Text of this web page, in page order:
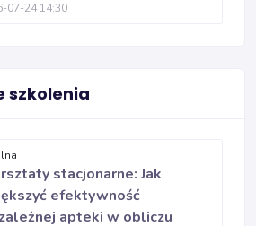
07-24 14:30
szkolenia
stacjonarne: Jak
efektywność
apteki w obliczu